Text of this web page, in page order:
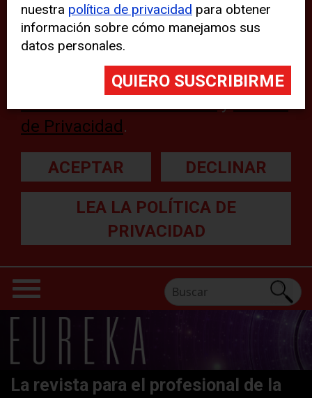
web, aunque pueden aparecer
problemas técnicos con el sitio
web. Para obtener más
información, lea nuestra
de Privacidad .
ACEPTAR DECLINAR
LEA LA POLÍTICA DE
PRIVACIDAD
La revista para el profesional de la
nuestra política de privacidad para obtener
información sobre cómo manejamos sus
datos personales.